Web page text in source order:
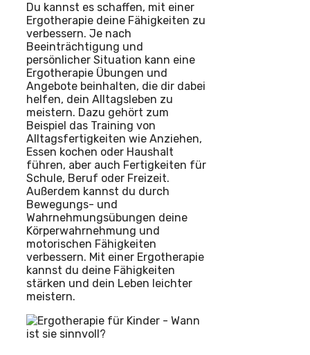
Du kannst es schaffen, mit einer
Ergotherapie deine Fähigkeiten zu
verbessern. Je nach
Beeinträchtigung und
persönlicher Situation kann eine
Ergotherapie Übungen und
Angebote beinhalten, die dir dabei
helfen, dein Alltagsleben zu
meistern. Dazu gehört zum
Beispiel das Training von
Alltagsfertigkeiten wie Anziehen,
Essen kochen oder Haushalt
führen, aber auch Fertigkeiten für
Schule, Beruf oder Freizeit.
Außerdem kannst du durch
Bewegungs- und
Wahrnehmungsübungen deine
Körperwahrnehmung und
motorischen Fähigkeiten
verbessern. Mit einer Ergotherapie
kannst du deine Fähigkeiten
stärken und dein Leben leichter
meistern.